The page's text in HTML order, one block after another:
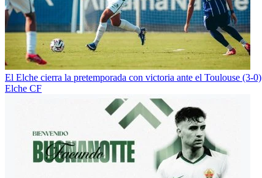
El Elche cierra la pretemporada con victoria ante el Toulouse (3-0)
Elche CF